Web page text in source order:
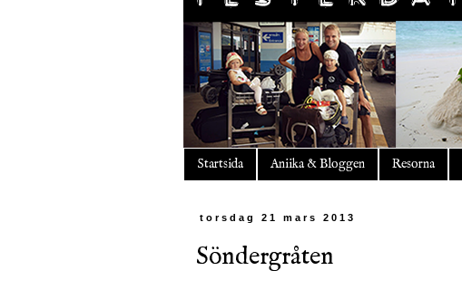
Startsida Aniika & Bloggen Resorna
torsdag 21 mars 2013
Söndergråten